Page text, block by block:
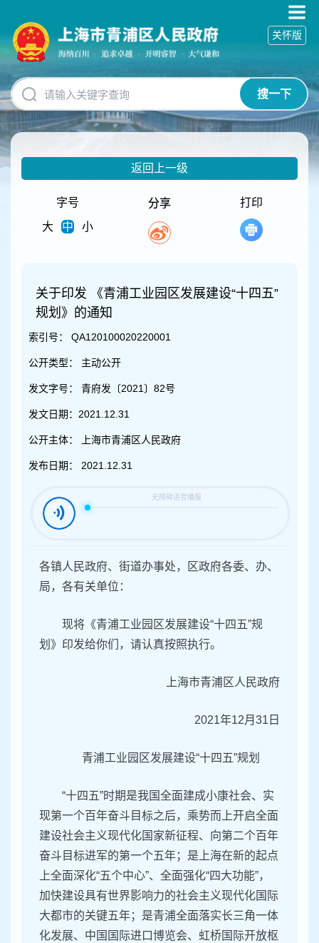
碍
操
明
跳
转
到
网
搜一下
关怀版
返回上一级
字号
大
中 小
分享 打印
关于印发 《青浦工业园区发展建设“十四五”
规划》的通知
索引号： QA120100020220001
公开类型： 主动公开
发文字号： 青府发〔2021〕82号
发文日期： 2021.12.31
公开主体： 上海市青浦区人民政府
发布日期： 2021.12.31
各镇人民政府、街道办事处，区政府各委、办、
局，各有关单位：
现将《青浦工业园区发展建设“十四五”规
划》印发给你们，请认真按照执行。
上海市青浦区人民政府
2021年12月31日
青浦工业园区发展建设“十四五”规划
“十四五”时期是我国全面建成小康社会、实
现第一个百年奋斗目标之后，乘势而上开启全面
建设社会主义现代化国家新征程、向第二个百年
奋斗目标进军的第一个五年；是上海在新的起点
上全面深化“五个中心”、全面强化“四大功能”，
加快建设具有世界影响力的社会主义现代化国际
大都市的关键五年；是青浦全面落实长三角一体
化发展、中国国际进口博览会、虹桥国际开放枢